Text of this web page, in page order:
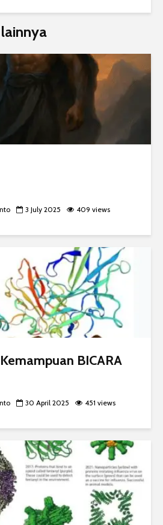
3 July 2025 409 views
BICARA
30 April 2025 451 views